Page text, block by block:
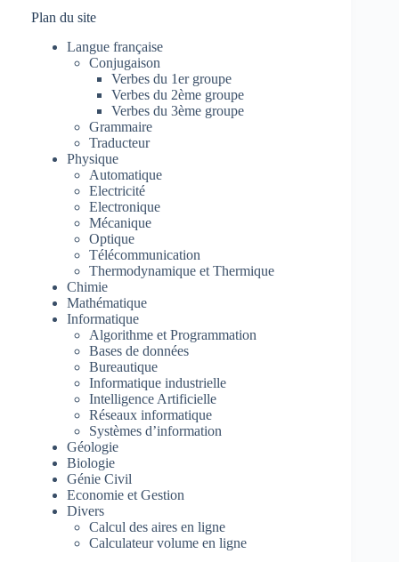
Plan du site
Langue française
Conjugaison
Verbes du 1er groupe
Verbes du 2ème groupe
Verbes du 3ème groupe
Grammaire
Traducteur
Physique
Automatique
Electricité
Electronique
Mécanique
Optique
Télécommunication
Thermodynamique et Thermique
Chimie
Mathématique
Informatique
Algorithme et Programmation
Bases de données
Bureautique
Informatique industrielle
Intelligence Artificielle
Réseaux informatique
Systèmes d’information
Géologie
Biologie
Génie Civil
Economie et Gestion
Divers
Calcul des aires en ligne
Calculateur volume en ligne